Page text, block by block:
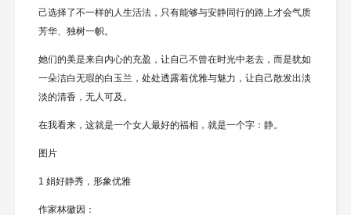
己选择了不一样的人生活法，只有能够与安静同行的路上才会气质
芳华、独树一帜。
她们的美是来自内心的充盈，让自己不曾在时光中老去，而是犹如
一朵洁白无瑕的白玉兰，处处透露着优雅与魅力，让自己散发出淡
淡的清香，无人可及。
在我看来，这就是一个女人最好的福相，就是一个字：静。
图片
1 娟好静秀，形象优雅
作家林徽因：